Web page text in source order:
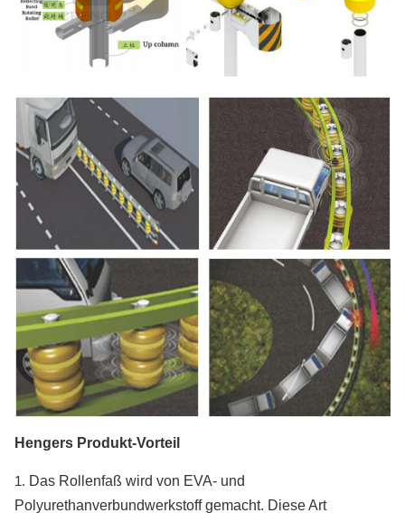
Hengers Produkt-Vorteil
1. Das Rollenfaß wird von EVA- und
Polyurethanverbundwerkstoff gemacht. Diese Art